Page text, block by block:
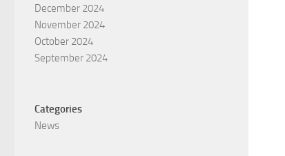
December 2024
November 2024
October 2024
September 2024
Categories
News